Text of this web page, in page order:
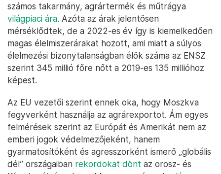
helyen áramellátási problémákat, az ipari termelés
és így az export visszaesését, a jövedelmek
csökkenését jelentette.
Hasonlóan súlyos humanitáriuskövetkezményekkel
járt, hogy az inváziót követően – a jelentős ukrán
agrárexport ellehetetlenülése (Oroszország és
ENSZ-szel és Törökországgal az ukrán tengeri
agrárexport részleges helyreállításáról) és az orosz
exporttal kapcsolatos bizonytalanság miatt – elszállt
számos takarmány, agrártermék és műtrágya
világpiaci ára. Azóta az árak jelentősen
mérséklődtek, de a 2022-es év így is kiemelkedően